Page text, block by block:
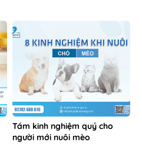
Tám kinh nghiệm quý cho
người mới nuôi mèo